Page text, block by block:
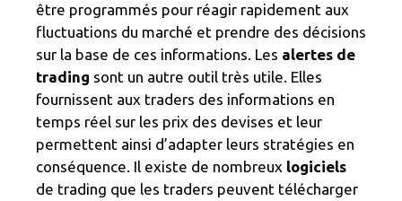
être programmés pour réagir rapidement aux
fluctuations du marché et prendre des décisions
sur la base de ces informations. Les alertes de
trading sont un autre outil très utile. Elles
fournissent aux traders des informations en
temps réel sur les prix des devises et leur
permettent ainsi d’adapter leurs stratégies en
conséquence. Il existe de nombreux logiciels
de trading que les traders peuvent télécharger